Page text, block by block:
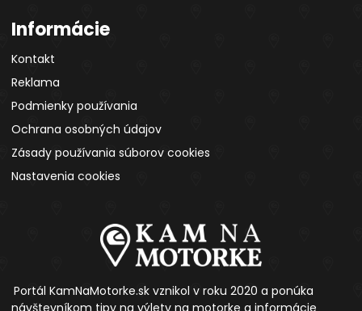
Informácie
Kontakt
Reklama
Podmienky používania
Ochrana osobných údajov
Zásady používania súborov cookies
Nastavenia cookies
Portál KamNaMotorke.sk vznikol v roku 2020 a ponúka
návštevníkom tipy na výlety na motorke a informácie